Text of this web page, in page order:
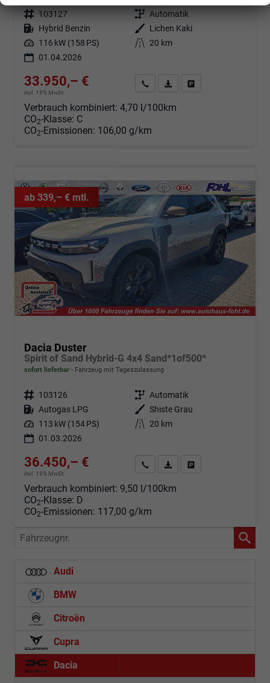
Fahrzeugnr. 103127 Getriebe Automatik
Kraftstoff Hybrid Benzin Außenfarbe
Lichen Kaki
Leistung 116 kW (158 PS) Kilometerstand 20 km
01.04.2026
33.950,– €
incl. 19% MwSt.
Angebot anfordern
Fahrzeugexpose (PDF)
Verbrauch kombiniert: 4,70 l/100km
CO2-Klasse: C
CO2-Emissionen: 106,00 g/km
ab 339,– € mtl.
Dacia Duster
Spirit of Sand Hybrid-G 4x4 Sand*1of500*
sofort lieferbar Fahrzeug mit Tageszulassung
Fahrzeugnr. 103126 Getriebe Automatik
Kraftstoff Autogas LPG Außenfarbe Shiste Grau
Leistung 113 kW (154 PS) Kilometerstand 20 km
01.03.2026
36.450,– €
incl. 19% MwSt.
Angebot anfordern
Fahrzeugexpose (PDF)
Verbrauch kombiniert: 9,50 l/100km
CO2-Klasse: D
CO2-Emissionen: 117,00 g/km
Fahrzeugnr.
Audi
BMW
Citroën
Cupra
Dacia